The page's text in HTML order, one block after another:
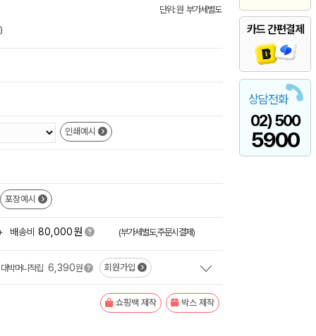
카드 간편결제
상담전화
02) 500
5900
단위: 원 부가세별도
인쇄예시
포장예시
배송비 80,000원 (부가세별도,주문시결제)
대박머니적립 6,390원 회원가입
쇼핑백 제작 박스 제작